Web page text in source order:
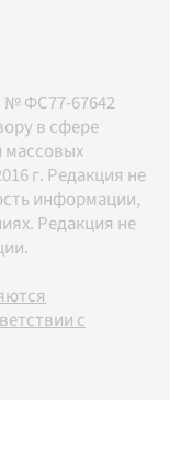
№ ФС77-67642
в сфере
массовых
г. Редакция не
информации,
Редакция не
с